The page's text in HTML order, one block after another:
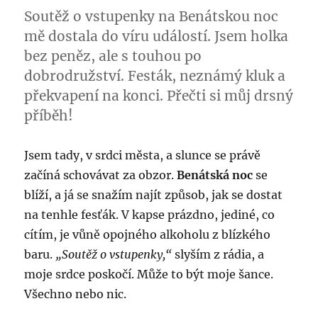
Soutěž o vstupenky na Benátskou noc
mě dostala do víru událostí. Jsem holka
bez peněz, ale s touhou po
dobrodružství. Festák, neznámý kluk a
překvapení na konci. Přečti si můj drsný
příběh!
Jsem tady, v srdci města, a slunce se právě
začíná schovávat za obzor.Benátská noc se
blíží, a já se snažím najít způsob, jak se dostat
na tenhle fesťák. V kapse prázdno, jediné, co
cítím, je vůně opojného alkoholu z blízkého
baru. „Soutěž o vstupenky,“ slyším z rádia, a
moje srdce poskočí. Může to být moje šance.
Všechno nebo nic.